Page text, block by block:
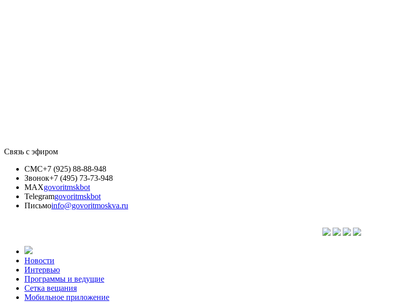
Связь с эфиром
СМС+7 (925) 88-88-948
Звонок+7 (495) 73-73-948
MAXgovoritmskbot
Telegramgovoritmskbot
Письмоinfo@govoritmoskva.ru
Новости
Интервью
Программы и ведущие
Сетка вещания
Мобильное приложение